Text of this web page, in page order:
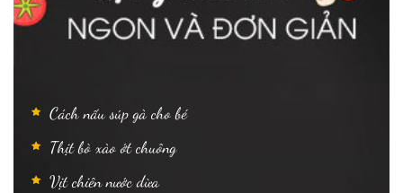
Cách nấu súp gà cho bé
Thịt bò xào ớt chuông
Vịt chiên nước dừa